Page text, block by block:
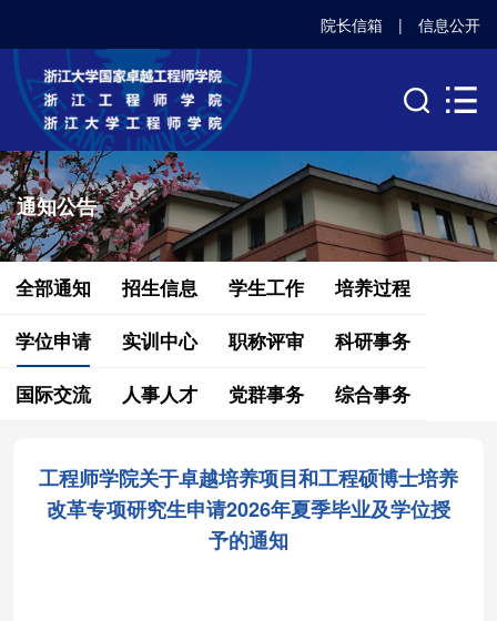
院长信箱 | 信息公开
通知公告
全部通知 招生信息 学生工作
培养过程
学位申请
实训中心 职称评审
科研事务
国际交流
人事人才 党群事务 综合事务
工程师学院关于卓越培养项目和工程硕博士培养
改革专项研究生申请2026年夏季毕业及学位授
予的通知